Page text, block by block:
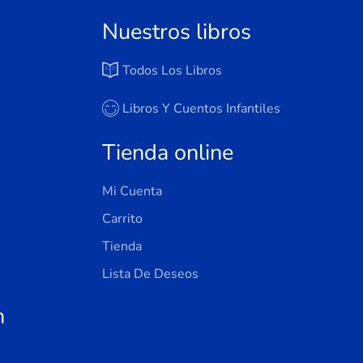
Nuestros libros
Todos Los Libros
Libros Y Cuentos Infantiles
Tienda online
Mi Cuenta
Carrito
Tienda
Lista De Deseos